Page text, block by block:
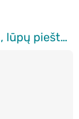
Atsiliepimai DR.PAWPAW, MANGO, lūpų pieštukas, 4 g.